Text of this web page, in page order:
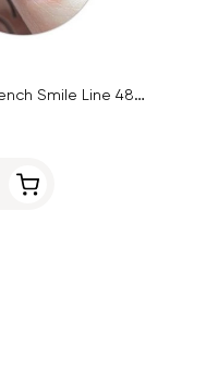
Autocolante pentru unghii - French Smile Line 48 buc, negru - STZ-CS169